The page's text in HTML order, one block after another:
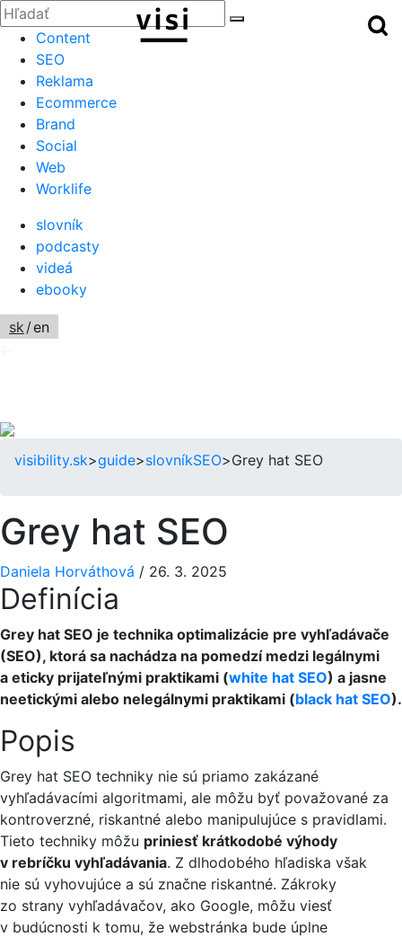
Zatvoriť
Hľadať:
Menu
Content
SEO
Reklama
Ecommerce
Brand
Social
Web
Worklife
slovník
podcasty
videá
ebooky
sk/en
visibility.sk>guide>slovníkSEO>Grey hat SEO
Grey hat SEO
Daniela Horváthová / 26. 3. 2025
Definícia
Grey hat SEO je technika optimalizácie pre vyhľadávače
(SEO), ktorá sa nachádza na pomedzí medzi legálnymi
a eticky prijateľnými praktikami (white hat SEO) a jasne
neetickými alebo nelegálnymi praktikami (black hat SEO).
Popis
Grey hat SEO techniky nie sú priamo zakázané
vyhľadávacími algoritmami, ale môžu byť považované za
kontroverzné, riskantné alebo manipulujúce s pravidlami.
Tieto techniky môžu priniesť krátkodobé výhody
v rebríčku vyhľadávania. Z dlhodobého hľadiska však
nie sú vyhovujúce a sú značne riskantné. Zákroky
zo strany vyhľadávačov, ako Google, môžu viesť
v budúcnosti k tomu, že webstránka bude úplne